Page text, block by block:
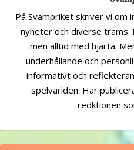
På Svampriket skriver vi om
nyheter och diverse trams.
men alltid med hjärta.
underhållande och
informativt och
spelvärlden. Här
redktionen